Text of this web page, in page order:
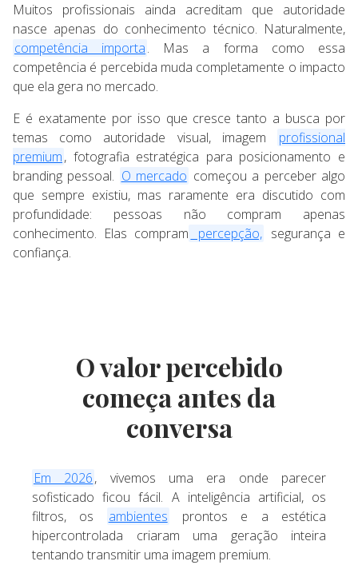
Muitos profissionais ainda acreditam que autoridade
nasce apenas do conhecimento técnico. Naturalmente,
competência importa. Mas a forma como essa
competência é percebida muda completamente o impacto
que ela gera no mercado.
E é exatamente por isso que cresce tanto a busca por
temas como autoridade visual, imagem
profissional
premium, fotografia estratégica para posicionamento e
branding pessoal. O mercado começou a perceber algo
que sempre existiu, mas raramente era discutido com
profundidade: pessoas não compram apenas
conhecimento. Elas compram
percepção, segurança e
confiança.
O valor percebido
começa antes da
conversa
Em 2026, vivemos uma era onde parecer
sofisticado ficou fácil. A inteligência artificial, os
filtros, os
ambientes
prontos e a estética
hipercontrolada criaram uma geração inteira
tentando transmitir uma imagem premium.